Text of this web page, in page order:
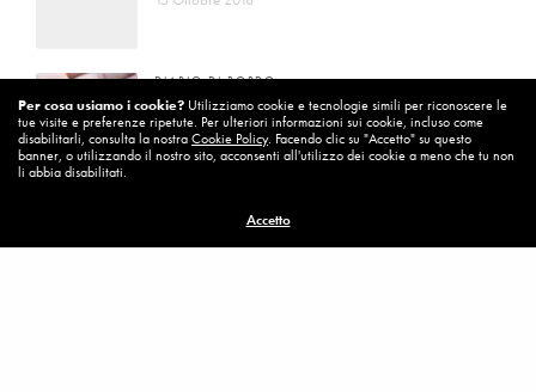
DIARIO DI BORDO
La vita vince sempre
8 Ottobre 2018
Per cambiare ci vuole coraggio
8 Ottobre 2018
Per cosa usiamo i cookie? Utilizziamo cookie e tecnologie simili per riconoscere le
tue visite e preferenze ripetute. Per ulteriori informazioni sui cookie, incluso come
disabilitarli, consulta la nostraCookie Policy. Facendo clic su "Accetto" su questo
banner, o utilizzando il nostro sito, acconsenti all'utilizzo dei cookie a meno che tu non
li abbia disabilitati.
Accetto